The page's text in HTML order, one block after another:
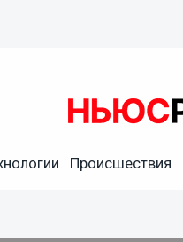
Происшествия